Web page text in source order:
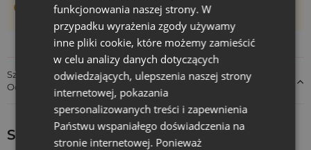
Woreczki szyte są ręcznie, dlatego ich rzeczywisty rozmiar
może różnić +/- 1 cm
Szczegóły dotyczące zgodności produktu z przepisami:
Odpowiedzialność za produkt
Sprawdź inne ciekawe produkty:
funkcjonowania naszej strony. W
przypadku wyrażenia zgody używamy
inne pliki cookie, które możemy zamieścić
w celu analizy danych dotyczących
odwiedzających, ulepszenia naszej strony
internetowej, pokazania
spersonalizowanych treści i zapewnienia
Państwu wspaniałego doświadczenia na
stronie internetowej. Ponieważ